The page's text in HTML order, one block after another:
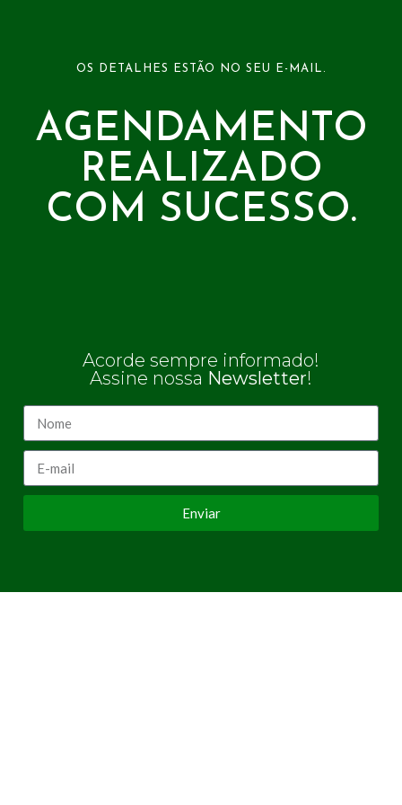
OS DETALHES ESTÃO NO SEU E-MAIL.
AGENDAMENTO
REALIZADO
COM SUCESSO.
Acorde sempre informado!
Assine nossa Newsletter!
Enviar